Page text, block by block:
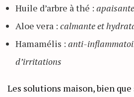
Huile d’arbre à thé :
Aloe vera : calmante et
Hamamélis : anti-
d’irritations
Les solutions maison, bien